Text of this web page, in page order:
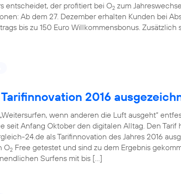
entscheidet, der profitiert bei O2 zum
Ab dem 27. Dezember erhalten Kunden bei
bis zu 150 Euro Willkommensbonus. Zusätzlich
2016
wenn anderen die Luft ausgeht“
seit Anfang Oktober den digitalen Alltag. Den Tarif
24.de als Tarifinnovation des Jahres 2016
O2 Free getestet und sind zu dem Ergebnis
Surfens mit bis […]